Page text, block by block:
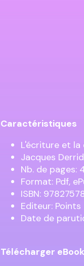
Caractéristiques
L'écriture et la
Jacques
Nb. de pages:
Format: Pdf,
ISBN:
Editeur: Points
Date de
Télécharger